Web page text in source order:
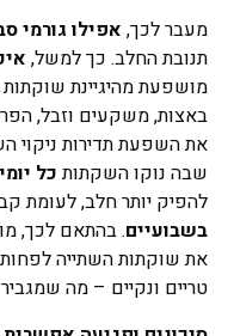
מעבר לכך, אפילו גורמי
תנובת החלב. כך למשל,
מושפעת מהיגיינת
באצות, משקעים וזבל,
את השפעת תדירות ניקוי
שבה נוקו השקתותכל
להפיק יותר חלב, לעומת
בשבועיים. בהתאם לכך,
את שוקתות השתייה
טריים ונקיים – מה